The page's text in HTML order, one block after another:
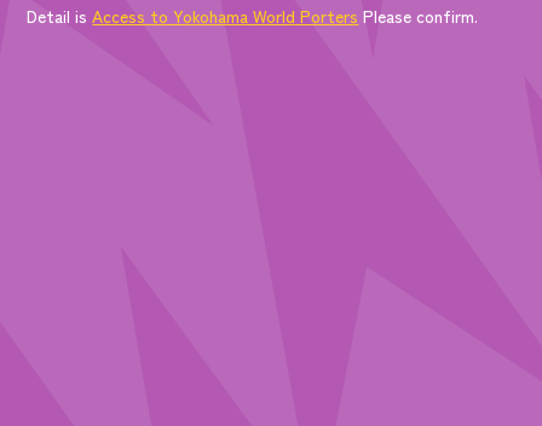
Detail isAccess to Yokohama World Porters Please confirm.